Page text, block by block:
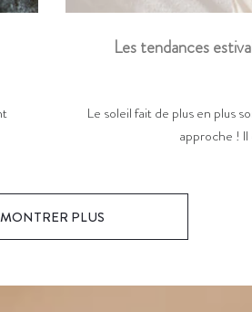
Les tendances
Le soleil fait de plus en plus
approche !
MONTRER PLUS